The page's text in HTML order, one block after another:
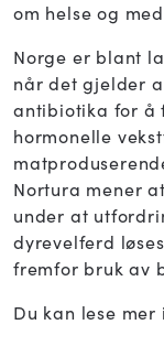
om helse og
Norge er blant
når det gjelder
antibiotika for å
hormonelle
Nortura mener
under at
dyrevelferd
fremfor bruk av
Du kan lese mer